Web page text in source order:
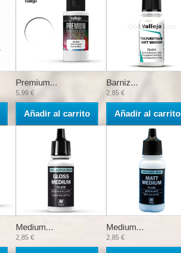
Premium...
5,99 €
Añadir al carrito
Barniz...
2,85 €
Añadir al carrito
Medium...
2,85 €
Medium...
2,85 €